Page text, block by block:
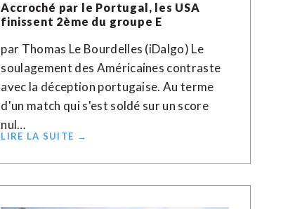
Accroché par le Portugal, les USA
finissent 2ème du groupe E
par Thomas Le Bourdelles (iDalgo) Le
soulagement des Américaines contraste
avec la déception portugaise. Au terme
d'un match qui s'est soldé sur un score
nul…
LIRE LA SUITE →